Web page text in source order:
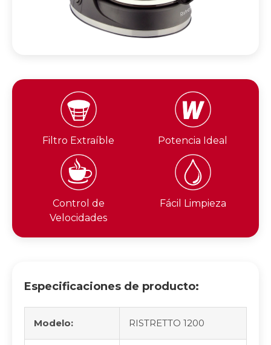
Filtro Extraíble Potencia Ideal
Control de
Velocidades
Fácil Limpieza
Especificaciones de producto:
Modelo: RISTRETTO 1200